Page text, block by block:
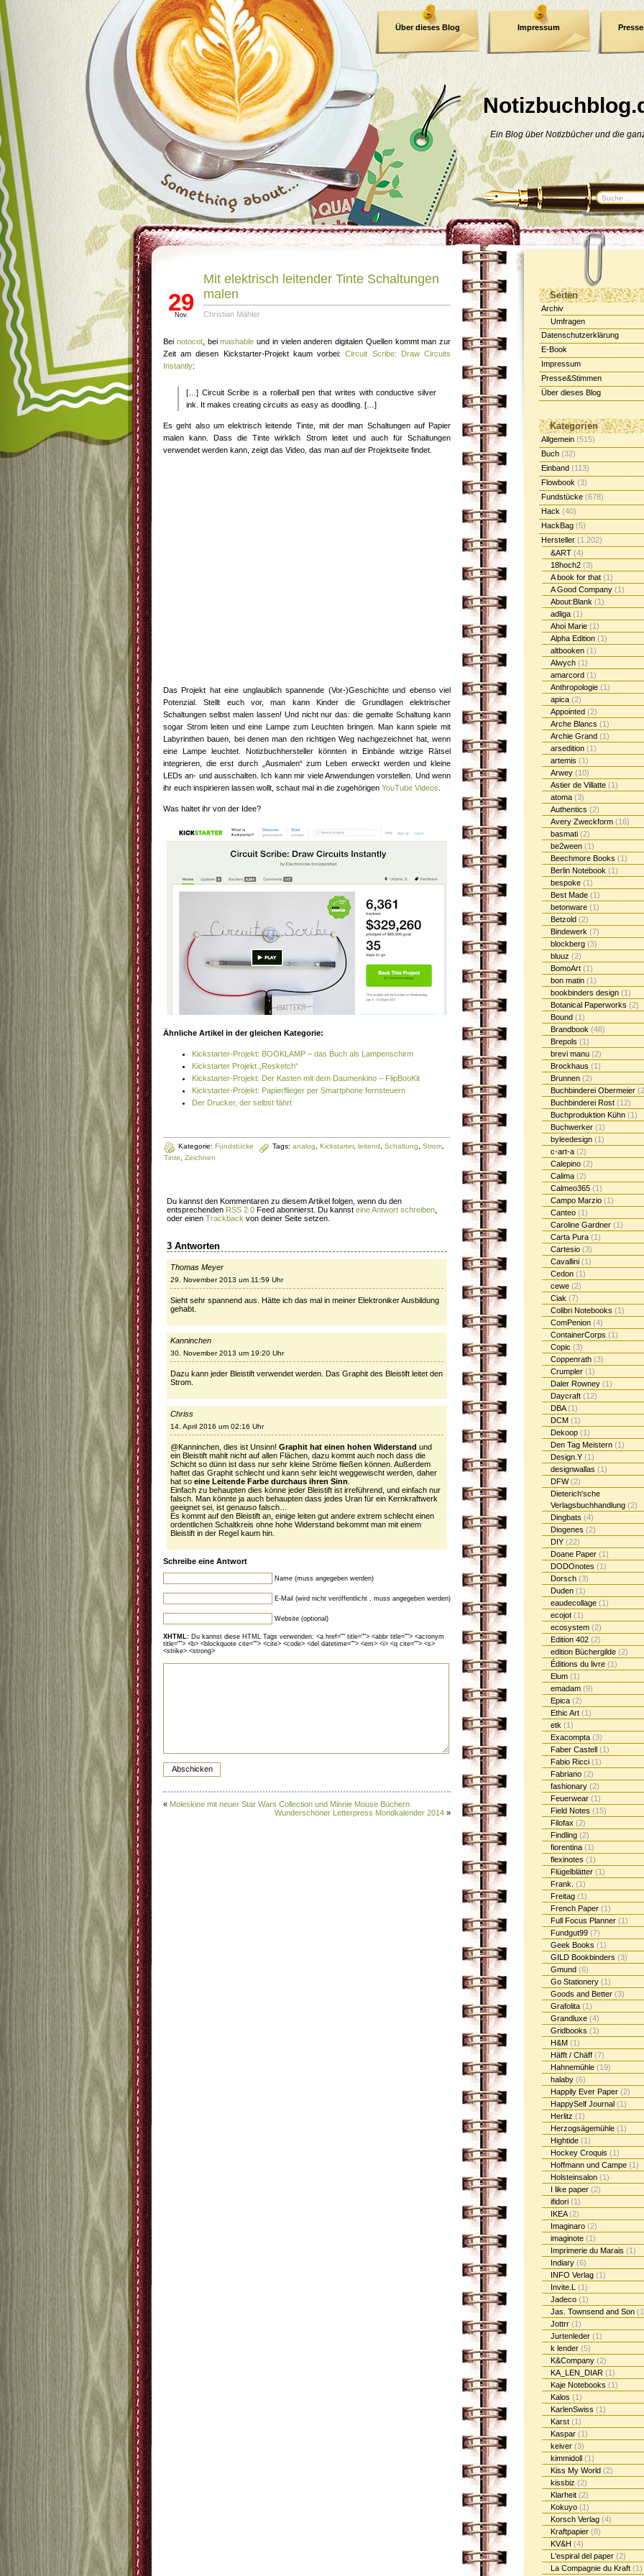
Ein Blog über Notizbücher und die
Über dieses Blog Impressum
Datenschutzerklärung
Seiten
Archiv
Umfragen
Datenschutzerklärung
E-Book
Impressum
Presse&Stimmen
Über dieses Blog
Kategorien
Allgemein (515)
Buch (32)
Einband (113)
Flowbook (3)
Fundstücke (678)
Hack (40)
HackBag (5)
Hersteller (1.202)
&ART (4)
18hoch2 (3)
A book for that (1)
A Good Company (1)
About:Blank (1)
adliga (1)
Ahoi Marie (1)
Alpha Edition (1)
altbooken (1)
Alwych (1)
amarcord (1)
Anthropologie (1)
apica (2)
Appointed (2)
Arche Blancs (1)
Archie Grand (1)
arsedition (1)
artemis (1)
Arwey (10)
Astier de Villatte (1)
atoma (3)
Authentics (2)
Avery Zweckform (16)
basmati (2)
be2ween (1)
Beechmore Books (1)
Berlin Notebook (1)
bespoke (1)
Best Made (1)
betonware (1)
Betzold (2)
Bindewerk (7)
blockberg (3)
bluuz (2)
BomoArt (1)
bon matin (1)
bookbinders design (1)
Botanical Paperworks (2)
Bound (1)
Brandbook (48)
Brepols (1)
brevi manu (2)
Brockhaus (1)
Brunnen (2)
Buchbinderei Obermeier
Buchbinderei Rost (12)
Buchproduktion Kühn (1)
Buchwerker (1)
byleedesign (1)
c-art-a (2)
Calepino (2)
Calima (2)
Calmeo365 (1)
Campo Marzio (1)
Canteo (1)
Caroline Gardner (1)
Carta Pura (1)
Cartesio (3)
Cavallini (1)
Cedon (1)
cewe (2)
Ciak (7)
Colibri Notebooks (1)
ComPenion (4)
ContainerCorps (1)
Copic (3)
Coppenrath (3)
Crumpler (1)
Daler Rowney (1)
Daycraft (12)
DBA(1)
DCM (1)
Dekoop (1)
Den Tag Meistern (1)
Design.Y (1)
designwallas (1)
DFW(2)
Dieterich'sche
Verlagsbuchhandlung (2)
Dingbats (4)
Diogenes (2)
DIY (22)
Doane Paper (1)
DODOnotes (1)
Dorsch (3)
Duden (1)
eaudecollage (1)
ecojot (1)
ecosystem (2)
Edition 402 (2)
edition Büchergilde (2)
Éditions du livre (1)
Elum (1)
emadam (9)
Epica (2)
Ethic Art (1)
etk (1)
Exacompta (3)
Faber Castell (1)
Fabio Ricci (1)
Fabriano (2)
fashionary (2)
Feuerwear (1)
Field Notes (15)
Filofax (2)
Findling (2)
fiorentina (1)
flexinotes (1)
Flügelblätter (1)
Frank. (1)
Freitag (1)
French Paper (1)
Full Focus Planner (1)
Fundgut99 (7)
Geek Books (1)
GILD Bookbinders (3)
Gmund (6)
Go Stationery (1)
Goods and Better (3)
Grafolita (1)
Grandluxe (4)
Gridbooks (1)
H&M (1)
Häfft / Chäff (7)
Hahnemühle (19)
halaby (6)
Happily Ever Paper (2)
HappySelf Journal (1)
Herlitz (1)
Herzogsägemühle (1)
Hightide (1)
Hockey Croquis (1)
Hoffmann und Campe (1)
Holsteinsalon (1)
I like paper (2)
ifidori (1)
IKEA(2)
Imaginaro (2)
imaginote (1)
Imprimerie du Marais (1)
Indiary (6)
INFO Verlag (1)
Invite.L (1)
Jadeco (1)
Jas. Townsend and Son
Jottrr (1)
Jurtenleder (1)
k lender (5)
K&Company (2)
KA_LEN_DIAR (1)
Kaje Notebooks (1)
Kalos (1)
KarlenSwiss (1)
Karst (1)
Kaspar (1)
keiver (3)
kimmidoll (1)
Kiss My World (2)
kissbiz (2)
Klarheit (2)
Kokuyo (1)
Korsch Verlag (4)
Kraftpapier (8)
KV&H (4)
L'espiral del paper (2)
La Compagnie du Kraft (1)
29
Nov.
Mit elektrisch leitender Tinte Schaltungen
malen
Christian Mähler
Bei notocot, beimashable und in vielen anderen digitalen Quellen kommt man zur
Zeit am diesen Kickstarter-Projekt kaum vorbei:Circuit Scribe: Draw Circuits
Instantly:
[…] Circuit Scribe is a rollerball pen that writes with conductive silver
ink. It makes creating circuits as easy as doodling. […]
Es geht also um elektrisch leitende Tinte, mit der man Schaltungen auf Papier
malen kann. Dass die Tinte wirklich Strom leitet und auch für Schaltungen
verwendet werden kann, zeigt das Video, das man auf der Projektseite findet.
Das Projekt hat eine unglaublich spannende (Vor-)Geschichte und ebenso viel
Potenzial. Stellt euch vor, man kann Kinder die Grundlagen elektrischer
Schaltungen selbst malen lassen! Und nicht nur das: die gemalte Schaltung kann
sogar Strom leiten und eine Lampe zum Leuchten bringen. Man kann spiele mit
Labyrinthen bauen, bei denen man den richtigen Weg nachgezeichnet hat, wenn
eine Lampe leuchtet. Notizbuchhersteller könnten in Einbände witzige Rätsel
integrieren, die erst durch „Ausmalen“ zum Leben erweckt werden und kleine
LEDs an- und ausschalten. Ich kann mir viele Anwendungen vorstellen. Und wenn
ihr euch inspirieren lassen wollt, schaut mal in die zugehörigen YouTube Videos
Was haltet ihr von der Idee?
Ähnliche Artikel in der gleichen Kategorie:
Kickstarter-Projekt: BOOKLAMP – das Buch als Lampenschirm
Kickstarter Projekt „Resketch“
Kickstarter-Projekt: Der Kasten mit dem Daumenkino – FlipBooKit
Kickstarter-Projekt: Papierflieger per Smartphone fernsteuern
Der Drucker, der selbst fährt
Kategorie: Fundstücke Tags: analog Kickstarter, leitend Schaltung Strom
Tinte
Zeichnen
Du kannst den Kommentaren zu diesem Artikel folgen, wenn du den
entsprechenden RSS 2.0 Feed abonnierst. Du kannst eine Antwort schreiben
oder einen Trackback von deiner Seite setzen.
3 Antworten
Thomas Meyer
29. November 2013 um 11:59 Uhr
Sieht sehr spannend aus. Hätte ich das mal in meiner Elektroniker Ausbildung
gehabt.
Kanninchen
30. November 2013 um 19:20 Uhr
Dazu kann jeder Bleistift verwendet werden. Das Graphit des Bleistift leitet den
Strom.
Chriss
14. April 2016 um 02:16 Uhr
@Kanninchen, dies ist Unsinn! Graphit hat einen hohen Widerstand und
ein Bleistift mahlt nicht auf allen Flächen, dazu kommt auch noch dass die
Schicht so dünn ist dass nur sehr kleine Ströme fließen können. Außerdem
haftet das Graphit schlecht und kann sehr leicht weggewischt werden, daher
hat so eine Leitende Farbe durchaus ihren Sinn
Einfach zu behaupten dies könne jeder Bleistift ist irreführend, und einfach nur
falsch. Man könnte ja auch behaupten dass jedes Uran für ein Kernkraftwerk
geeignet sei, ist genauso falsch…
Es kommt auf den Bleistift an, einige leiten gut andere extrem schlecht einen
ordentlichen Schaltkreis ohne hohe Widerstand bekommt man mit einem
Bleistift in der Regel kaum hin.
Schreibe eine Antwort
Name (muss angegeben werden)
E-Mail (wird nicht veröffentlicht , muss angegeben werden)
Website (optional)
XHTML: Du kannst diese HTML Tags verwenden: <a href="" title=""> <abbr title=""> <acronym
title=""> <b> <blockquote cite=""> <cite> <code> <del datetime=""> <em> <i> <q cite=""> <s>
<strike> <strong>
« Moleskine mit neuer Star Wars Collection und Minnie Mouse Büchern
Wunderschöner Letterpress Mondkalender 2014 »